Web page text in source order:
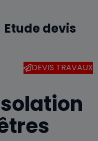
Etude devis
DEVIS TRAVAUX